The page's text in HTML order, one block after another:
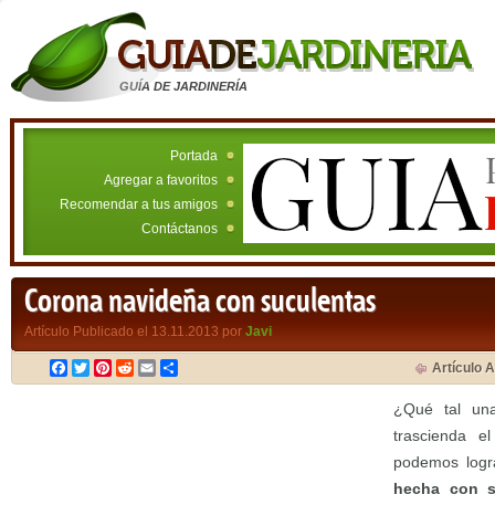
GUÍA DE JARDINERÍA
Portada
Agregar a favoritos
Recomendar a tus amigos
Contáctanos
Corona navideña con suculentas
Artículo Publicado el 13.11.2013 por Javi
Facebook
TwitterPinterest
RedditEmail Artículo
¿Qué tal
trascienda
podemos
hecha con